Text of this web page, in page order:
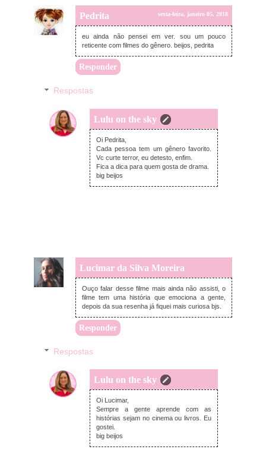
Pedrita sexta-feira, janeiro 05, 2018
eu ainda não pensei em ver. sou um pouco
reticente com filmes do gênero. beijos, pedrita
Responder
Respostas
Lulu on the sky
sexta-feira, janeiro 05, 2018
Oi Pedrita,
Cada pessoa tem um gênero favorito.
Vc curte terror, eu detesto, enfim.
Fica a dica para quem gosta de drama.
big beijos
Lucimar da Silva Moreira
sexta-feira, janeiro 05, 2018
Ouço falar desse filme mais ainda não assisti, o
filme tem uma história que emociona a gente,
depois da sua resenha já fiquei mais curiosa bjs.
Responder
Respostas
Lulu on the sky
sexta-feira, janeiro 05, 2018
Oi Lucimar,
Sempre a gente aprende com as
histórias sejam no cinema ou livros. Eu
gostei.
big beijos